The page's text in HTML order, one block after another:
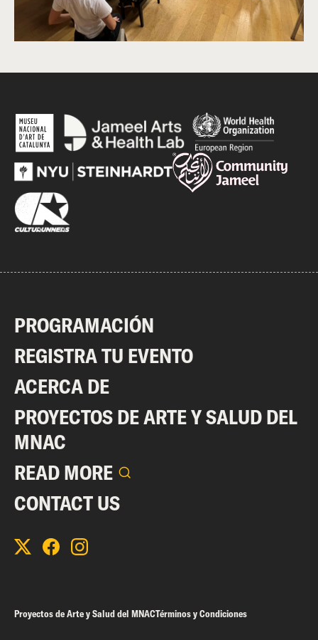
PROGRAMACIÓN
REGISTRA TU EVENTO
ACERCA DE
PROYECTOS DE ARTE Y SALUD DEL
MNAC
READ MORE
CONTACT US
Proyectos de Arte y Salud del MNACTérminos y Condiciones